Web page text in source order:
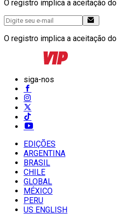
O registro implica a aceitação do
O registro implica a aceitação do
siga-nos
EDIÇÕES
ARGENTINA
BRASIL
CHILE
GLOBAL
MÉXICO
PERU
US ENGLISH